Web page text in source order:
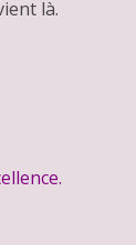
là.